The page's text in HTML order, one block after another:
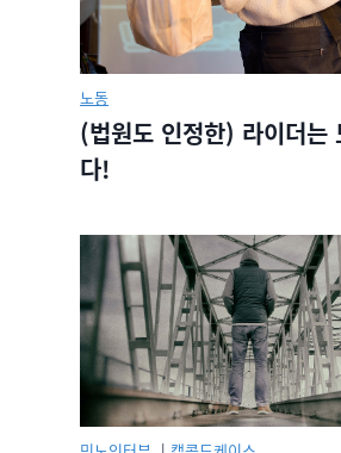
노동
(법원도 인정한) 라이더는
다!